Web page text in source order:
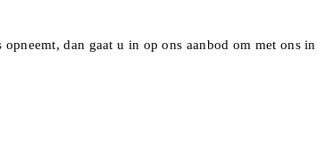
dan gaat u in op ons aanbod om met ons in